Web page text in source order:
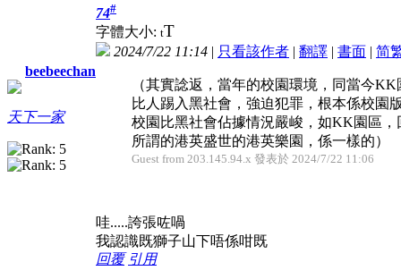
beebeechan
天下一家
74#
字體大小: tT
2024/7/22 11:14 | 只看該作者 | 翻譯 | 書面 | 简
（其實諗返，當年的校園環境，同當今
比人踢入黑社會，強迫犯罪，根本係校園
校園比黑社會佔據情況嚴峻，如KK園區
所謂的港英盛世的港英樂園，係一樣的）
Guest from 203.145.94.x 發表於 2024/7/22 11:06
哇.....誇張咗喎
我認識既獅子山下唔係咁既
回覆 引用